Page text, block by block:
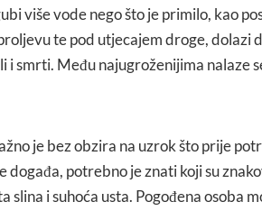
više vode nego što je primilo, kao
te pod utjecajem droge, dolazi
i smrti. Među najugroženijima nalaze
je bez obzira na uzrok što prije
događa, potrebno je znati koji su
slina i suhoća usta. Pogođena osoba